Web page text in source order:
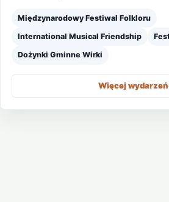
Międzynarodowy Festiwal Folkloru
International Musical Friendship
Dożynki Gminne Wirki
Więcej wydarzeń